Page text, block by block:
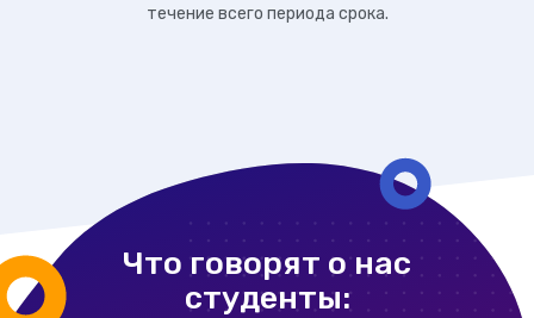
течение всего периода срока.
Что говорят о нас
студенты: